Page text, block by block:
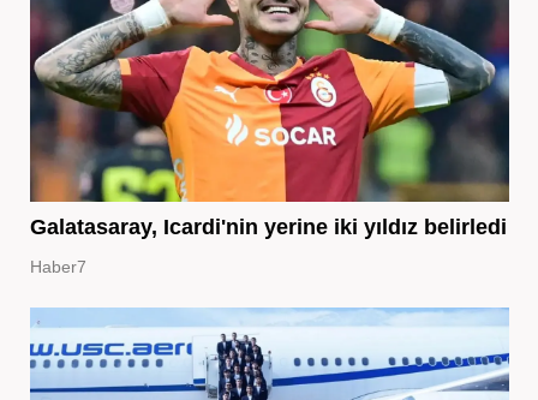
Galatasaray, Icardi'nin yerine iki yıldız belirledi
Haber7